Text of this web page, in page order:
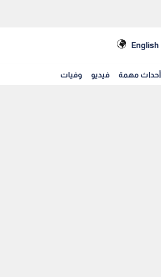
English
أحداث مهمة فيديو وفيات